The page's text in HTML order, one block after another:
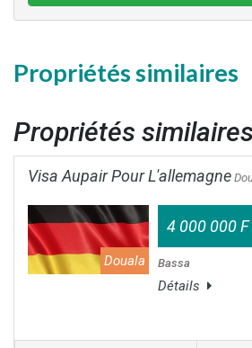
Propriétés similaires
Propriétés similaires
Visa Aupair Pour L'allemagne
Douala
4 000 000 F
Bassa
Détails